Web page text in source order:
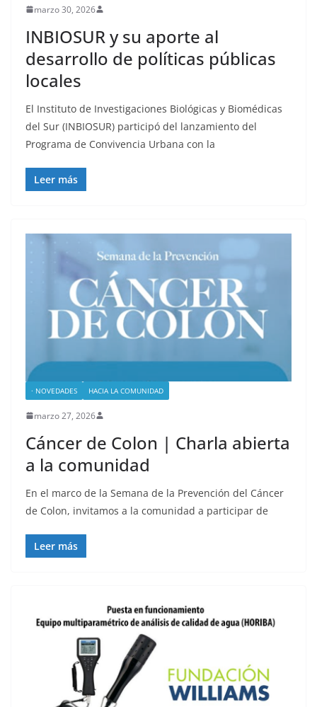
marzo 30, 2026
INBIOSUR y su aporte al
desarrollo de políticas públicas
locales
El Instituto de Investigaciones Biológicas y Biomédicas
del Sur (INBIOSUR) participó del lanzamiento del
Programa de Convivencia Urbana con la
Leer más
· NOVEDADES HACIA LA COMUNIDAD
marzo 27, 2026
Cáncer de Colon | Charla abierta
a la comunidad
En el marco de la Semana de la Prevención del Cáncer
de Colon, invitamos a la comunidad a participar de
Leer más